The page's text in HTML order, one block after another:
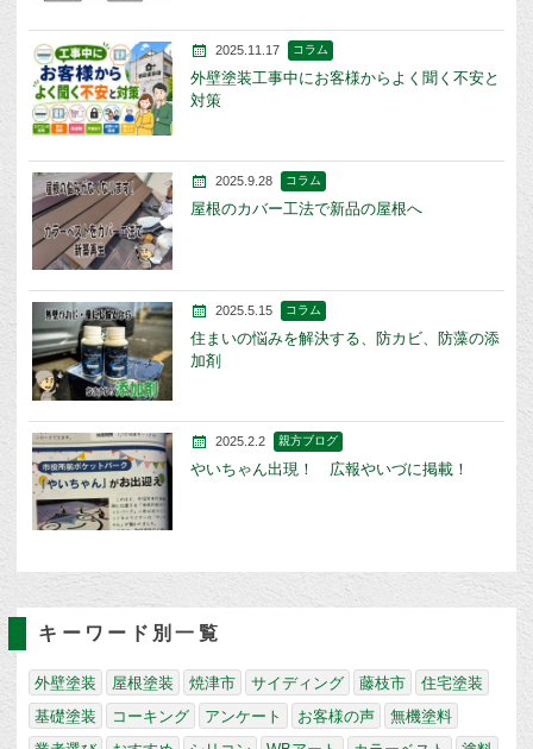
2025.11.17 コラム
外壁塗装工事中にお客様からよく聞く不安と
対策
2025.9.28 コラム
屋根のカバー工法で新品の屋根へ
2025.5.15 コラム
住まいの悩みを解決する、防カビ、防藻の添
加剤
2025.2.2 親方ブログ
やいちゃん出現！ 広報やいづに掲載！
キーワード別一覧
外壁塗装 屋根塗装 焼津市 サイディング 藤枝市
住宅塗装
基礎塗装
コーキング アンケート お客様の声
無機塗料